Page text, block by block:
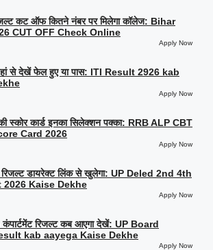
कट ऑफ कितने नंबर पर मिलेगा कॉलेज: Bihar
CUT OFF Check Online
Apply Now
से देखें फेल हुए या पास: ITI Result 2926 kab
Apply Now
कार्ड इनका सिलेक्शन पक्का: RRB ALP CBT
Card 2026
Apply Now
डायरेक्ट लिंक से खुलेगा: UP Deled 2nd 4th
2026 Kaise Dekhe
Apply Now
कंपार्टमेंट रिजल्ट कब आएगा देखें: UP Board
kab aayega Kaise Dekhe
Apply Now